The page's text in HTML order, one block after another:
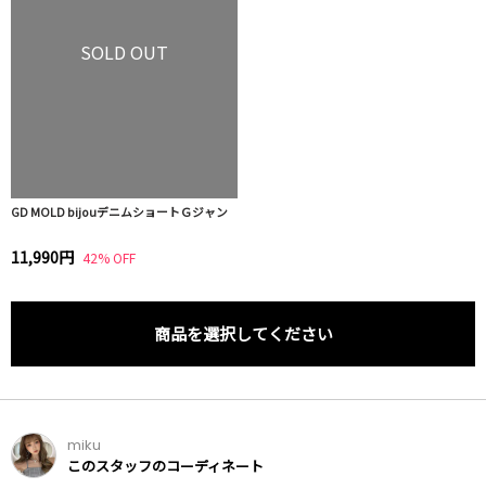
SOLD OUT
GD MOLD bijouデニムショートＧジャン
11,990円 42% OFF
商品を選択してください
miku
このスタッフのコーディネート